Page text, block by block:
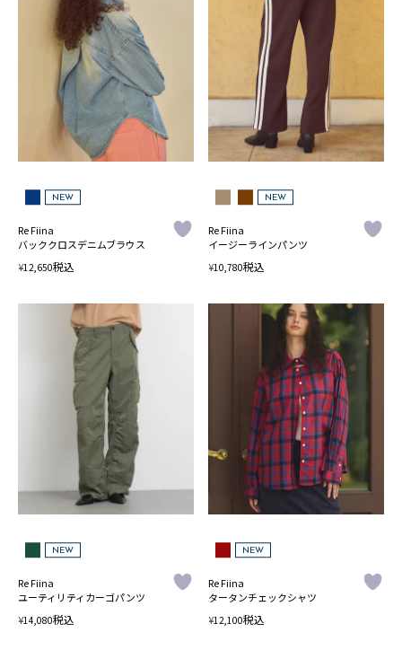
NEW
Re Fiina
バッククロスデニムブラウス
¥12,650税込
NEW
Re Fiina
イージーラインパンツ
¥10,780税込
NEW
Re Fiina
ユーティリティカーゴパンツ
¥14,080税込
NEW
Re Fiina
タータンチェックシャツ
¥12,100税込